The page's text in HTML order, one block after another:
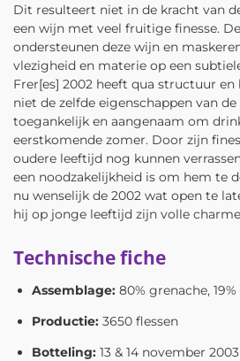
Dit resulteert niet in de kracht van
een wijn met veel fruitige finesse.
ondersteunen deze wijn en
vlezigheid en materie op een
Frer[es] 2002 heeft qua structuur
niet de zelfde eigenschappen van de
toegankelijk en aangenaam om
eerstkomende zomer. Door zijn
oudere leeftijd nog kunnen
een noodzakelijkheid is om hem te
nu wenselijk de 2002 wat open te
hij op jonge leeftijd zijn volle
Technische fiche
Assemblage: 80% grenache,
Productie: 3650 flessen
Botteling: 13 & 14 november 2003